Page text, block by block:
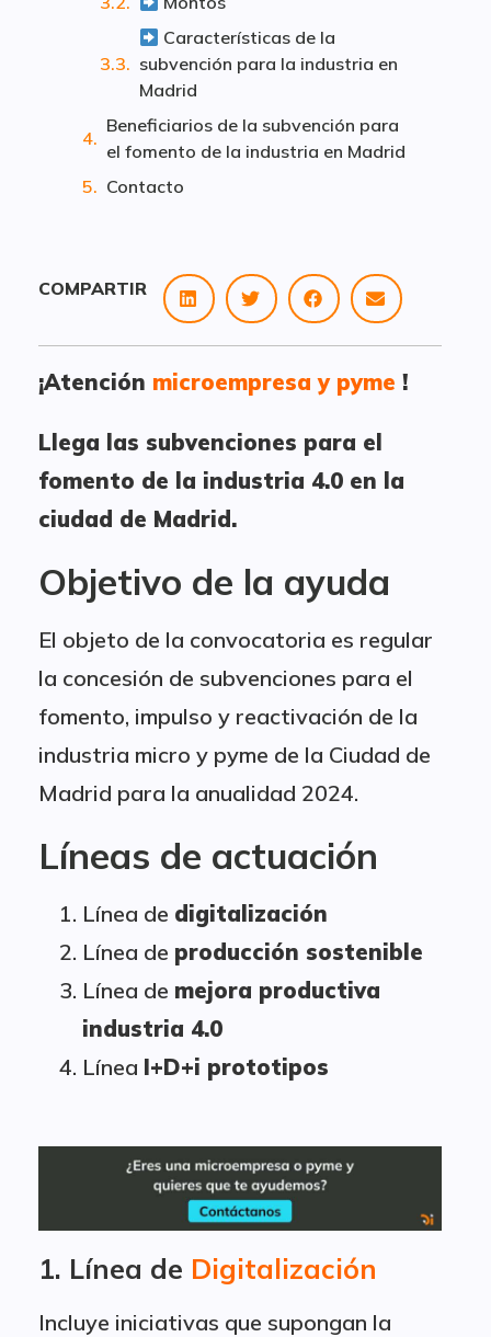
COMPARTIR
¡Atención microempresa y pyme !
Llega las subvenciones para el
fomento de la industria 4.0 en la
ciudad de Madrid.
Objetivo de la ayuda
El objeto de la convocatoria es regular
la concesión de subvenciones para el
fomento, impulso y reactivación de la
industria micro y pyme de la Ciudad de
Madrid para la anualidad 2024.
Líneas de actuación
Línea de digitalización
Línea de producción sostenible
Línea de mejora productiva
industria 4.0
Línea I+D+i prototipos
1. Línea de Digitalización
Incluye iniciativas que supongan la
Características de la
subvención para la industria en
Madrid
Beneficiarios de la subvención para
el fomento de la industria en Madrid
Contacto